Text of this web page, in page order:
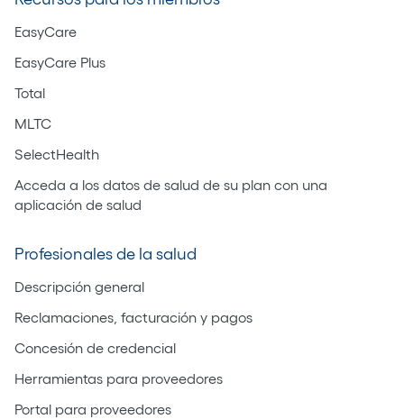
EasyCare
EasyCare Plus
Total
MLTC
SelectHealth
Acceda a los datos de salud de su plan con una
aplicación de salud
Profesionales de la salud
Descripción general
Reclamaciones, facturación y pagos
Concesión de credencial
Herramientas para proveedores
Portal para proveedores